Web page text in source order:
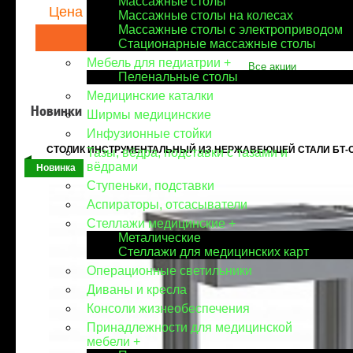
Массажные столы на колесах
Массажные столы с электроприводом
Стационарные массажные столы
Мебель для педиатрии +
Пеленальные столы
Медицинские каталки
Ширмы медицинские
Инфузионные стойки
Тазы, вёдра, подставки с тазами и
вёдрами
Ступеньки, подставки
Аспираторы, отсасыватели
Стеллажи медицинские+
Металические
Стеллажи для медицинских карт
Операционные светильники
Диваны и кресла
Консоли жизнеобеспечения
Принадлежности для медицинской
мебели +
Цена по запросу
Купить
Все акции
Новинки
СТОЛИК ИНСТРУМЕНТАЛЬНЫЙ ИЗ НЕРЖАВЕЮЩЕЙ СТАЛИ БТ-
Новинка